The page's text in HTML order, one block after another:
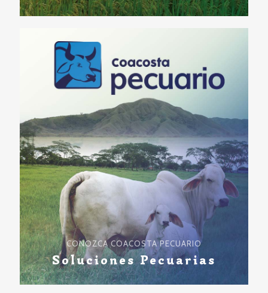
CONOZCA COACOSTA PECUARIO
Soluciones Pecuarias